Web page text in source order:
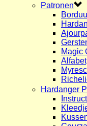
Patronen
Magic
Hardanger